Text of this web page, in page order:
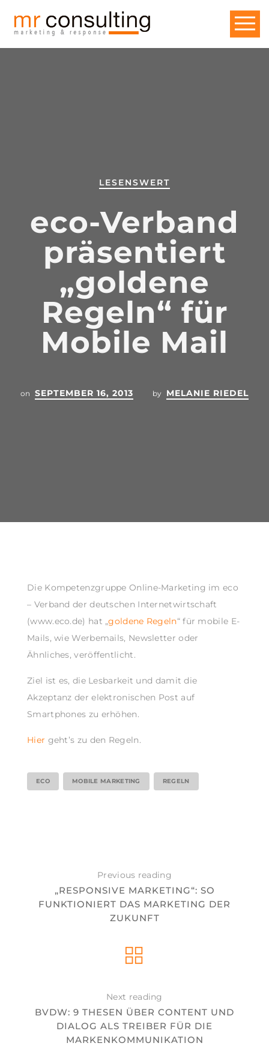
LESENSWERT
eco-Verband
präsentiert
„goldene
Regeln“ für
Mobile Mail
on SEPTEMBER 16, 2013 by MELANIE RIEDEL
Die Kompetenzgruppe Online-Marketing im eco
– Verband der deutschen Internetwirtschaft
(www.eco.de) hat „goldene Regeln“ für mobile E-
Mails, wie Werbemails, Newsletter oder
Ähnliches, veröffentlicht.
Ziel ist es, die Lesbarkeit und damit die
Akzeptanz der elektronischen Post auf
Smartphones zu erhöhen.
Hier geht’s zu den Regeln.
ECO MOBILE MARKETING REGELN
Previous reading
„RESPONSIVE MARKETING“: SO
FUNKTIONIERT DAS MARKETING DER
ZUKUNFT
Next reading
BVDW: 9 THESEN ÜBER CONTENT UND
DIALOG ALS TREIBER FÜR DIE
MARKENKOMMUNIKATION